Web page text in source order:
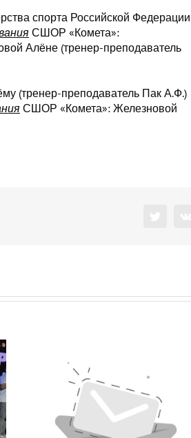
спорта Российской
СШОР «Комета»:
Алёне (тренер-преподаватель
(тренер-преподаватель Пак А.Ф.)
СШОР «Комета»: Железновой